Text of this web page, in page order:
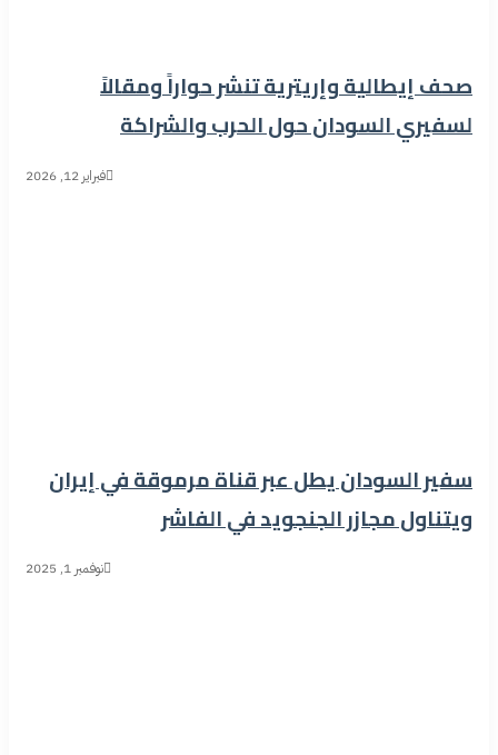
صحف إيطالية وإريترية تنشر حواراً ومقالاً
لسفيري السودان حول الحرب والشراكة
فبراير 12, 2026
سفير السودان يطل عبر قناة مرموقة في إيران
ويتناول مجازر الجنجويد في الفاشر
نوفمبر 1, 2025